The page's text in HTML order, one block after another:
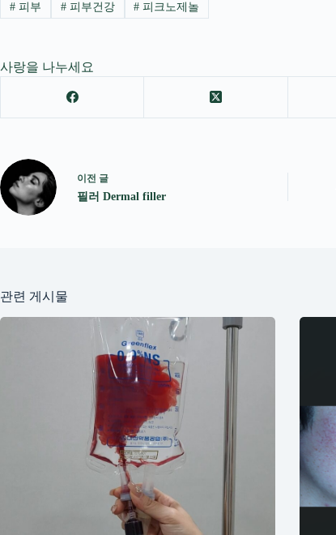
#피부 #피부건강 # 피크노제놀
사랑을 나누세요
이전 글
필러 Dermal filler
관련 게시물